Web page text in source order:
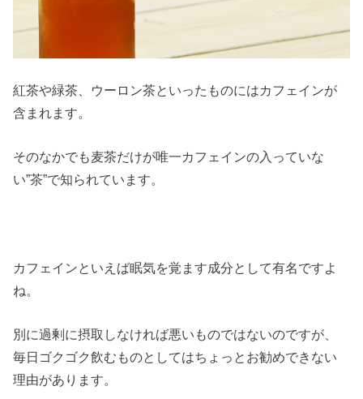
紅茶や緑茶、ウーロン茶といったものにはカフェインが
含まれます。
そのなかでも麦茶だけが唯一カフェインの入っていな
い”茶”で知られています。
カフェインといえば眠気を覚ます成分として有名ですよ
ね。
別に過剰に摂取しなければ悪いものではないのですが、
毎日ゴクゴク飲むものとしてはちょっとお勧めできない
理由があります。